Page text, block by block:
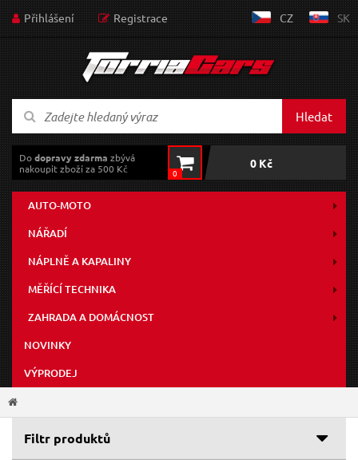
Přihlášení Registrace CZ SK
Hledat
Dodopravy zdarma zbývá
nakoupit zboží za 500 Kč
0
0 Kč
AUTO-MOTO
NÁŘADÍ
NÁPLNĚ A KAPALINY
MĚŘÍCÍ TECHNIKA
ZAHRADA A DOMÁCNOST
NOVINKY
VÝPRODEJ
Filtr produktů